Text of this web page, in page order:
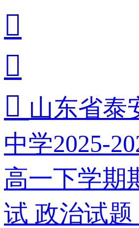


 山东省泰
中学2025-
高一下学期
试 政治试